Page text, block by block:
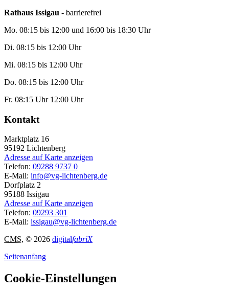
Rathaus Issigau - barrierefrei
Mo. 08:15 bis 12:00 und 16:00 bis 18:30 Uhr
Di. 08:15 bis 12:00 Uhr
Mi. 08:15 bis 12:00 Uhr
Do. 08:15 bis 12:00 Uhr
Fr. 08:15 Uhr 12:00 Uhr
Kontakt
Marktplatz 16
95192 Lichtenberg
Adresse auf Karte anzeigen
Telefon: 09288 9737 0
E-Mail: info@vg-lichtenberg.de
Dorfplatz 2
95188 Issigau
Adresse auf Karte anzeigen
Telefon: 09293 301
E-Mail: issigau@vg-lichtenberg.de
CMS, © 2026 digitalfabriX
Seitenanfang
Cookie-Einstellungen